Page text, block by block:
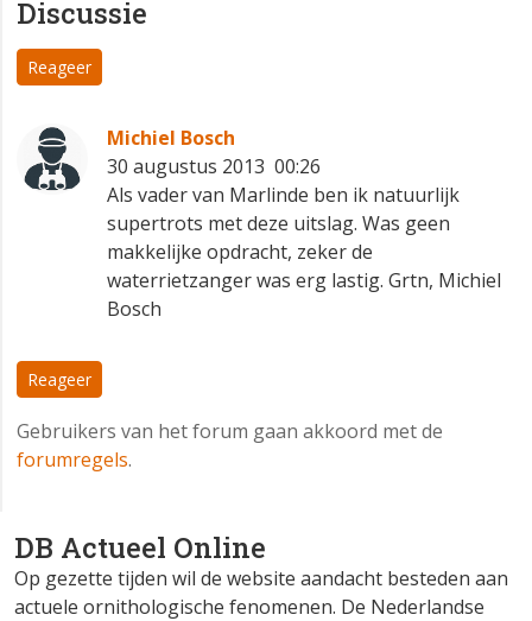
DB Actueel Online
Op gezette tijden wil de website aandacht besteden aan
actuele ornithologische fenomenen. De Nederlandse
Discussie
Reageer
Michiel Bosch
30 augustus 2013 00:26
Als vader van Marlinde ben ik natuurlijk
supertrots met deze uitslag. Was geen
makkelijke opdracht, zeker de
waterrietzanger was erg lastig. Grtn, Michiel
Bosch
Reageer
Gebruikers van het forum gaan akkoord met de
forumregels.